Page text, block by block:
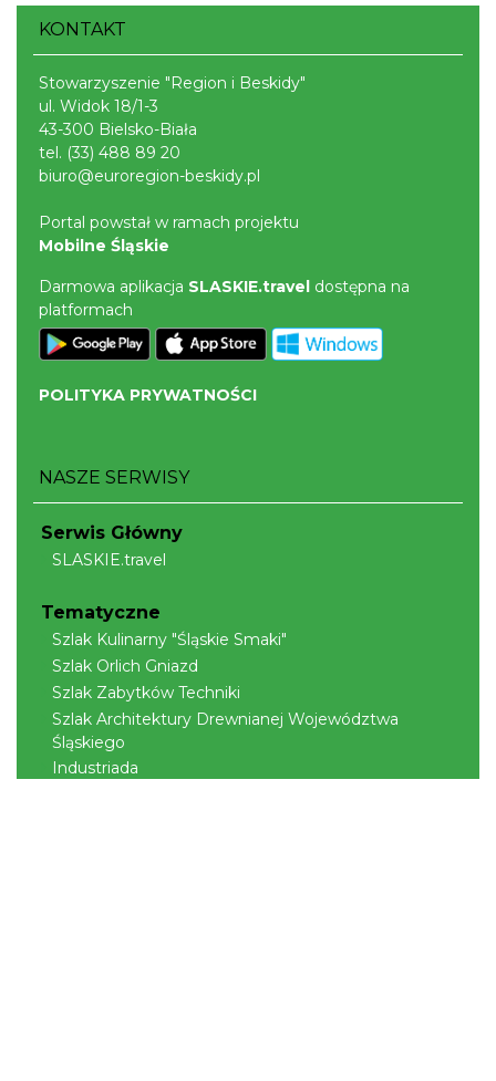
KONTAKT
Stowarzyszenie "Region i Beskidy"
ul. Widok 18/1-3
43-300 Bielsko-Biała
tel. (33) 488 89 20
biuro@euroregion-beskidy.pl
Portal powstał w ramach projektu
Mobilne Śląskie
Darmowa aplikacja SLASKIE.travel dostępna na
platformach
POLITYKA PRYWATNOŚCI
NASZE SERWISY
Serwis Główny
SLASKIE.travel
Tematyczne
Szlak Kulinarny "Śląskie Smaki"
Szlak Orlich Gniazd
Szlak Zabytków Techniki
Szlak Architektury Drewnianej Województwa
Śląskiego
Industriada